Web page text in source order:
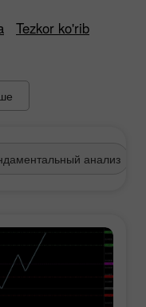
Tezkor ko'rib
анализ